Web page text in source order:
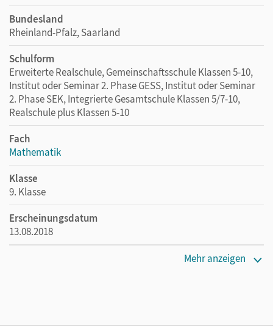
Bundesland
Rheinland-Pfalz, Saarland
Schulform
Erweiterte Realschule, Gemeinschaftsschule Klassen 5-10,
Institut oder Seminar 2. Phase GESS, Institut oder Seminar
2. Phase SEK, Integrierte Gesamtschule Klassen 5/7-10,
Realschule plus Klassen 5-10
Fach
Mathematik
Klasse
9. Klasse
Erscheinungsdatum
13.08.2018
Mehr anzeigen